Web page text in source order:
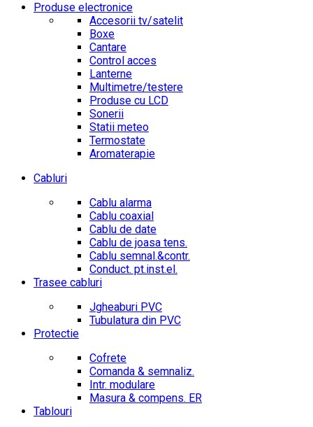
Produse electronice
Accesorii tv/satelit
Boxe
Cantare
Control acces
Lanterne
Multimetre/testere
Produse cu LCD
Sonerii
Statii meteo
Termostate
Aromaterapie
Cabluri
Cablu alarma
Cablu coaxial
Cablu de date
Cablu de joasa tens.
Cablu semnal.&contr.
Conduct. pt.inst.el.
Trasee cabluri
Jgheaburi PVC
Tubulatura din PVC
Protectie
Cofrete
Comanda & semnaliz.
Intr. modulare
Masura & compens. ER
Tablouri